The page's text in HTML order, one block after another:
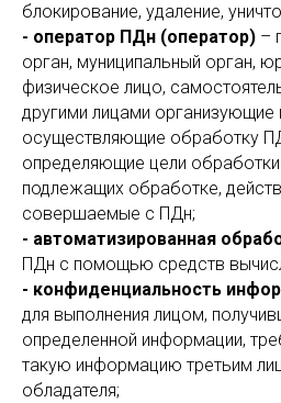
блокирование, удаление,
- оператор ПДн (оператор) –
орган, муниципальный орган,
физическое лицо,
другими лицами организующие
осуществляющие обработку
определяющие цели
подлежащих обработке,
совершаемые с ПДн;
- автоматизированная
ПДн с помощью средств
- конфиденциальность
для выполнения лицом,
определенной информации,
такую информацию третьим
обладателя;